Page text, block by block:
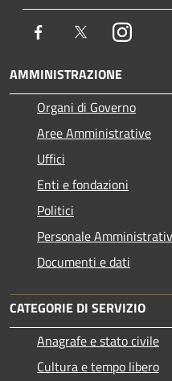
Facebook Twitter
AMMINISTRAZIONE
Organi di Governo
Aree Amministrative
Uffici
Enti e fondazioni
Politici
Personale
Documenti e dati
CATEGORIE DI SERVIZIO
Anagrafe e stato civile
Cultura e tempo libero